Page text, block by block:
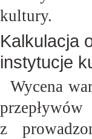
kultury.
Kalkulacja
instytucje
Wycena
z